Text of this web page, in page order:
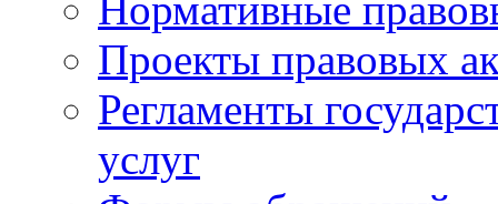
Проекты правовых
Регламенты
услуг